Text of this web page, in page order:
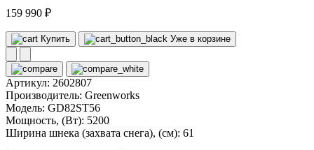
159 990 ₽
Купить Уже в корзине
Артикул: 2602807
Производитель: Greenworks
Модель: GD82ST56
Мощность, (Вт): 5200
Ширина шнека (захвата снега), (см): 61